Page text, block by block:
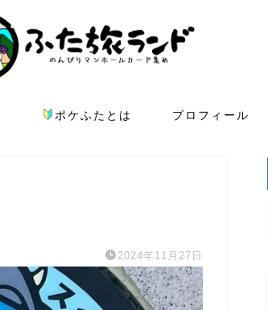
ポケふたとは プロフィール
2024年11月27日